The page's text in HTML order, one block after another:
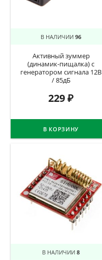
В НАЛИЧИИ 96
Активный зуммер
(динамик-пищалка) с
генератором сигнала 12В
/ 85дБ
229₽
В КОРЗИНУ
В НАЛИЧИИ 8